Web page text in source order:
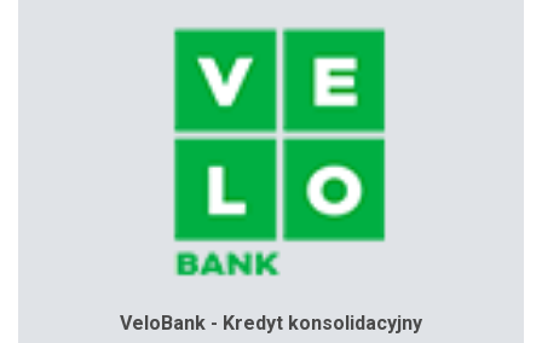
VeloBank - Kredyt konsolidacyjny